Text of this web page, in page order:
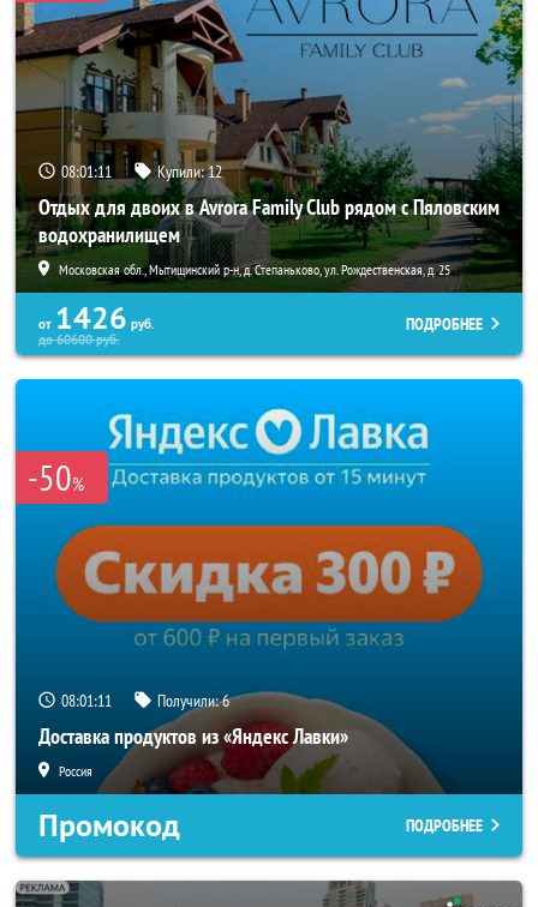
08:01:08 Купили:12
Отдых для двоих в Avrora Family Club рядом с Пяловским
водохранилищем
Московская обл., Мытищинский р-н, д. Степаньково, ул. Рождественская, д. 25
от 1426 руб.
до60600руб.
ПОДРОБНЕЕ
-50%
08:01:08 Получили:6
Доставка продуктов из «Яндекс Лавки»
Россия
Промокод ПОДРОБНЕЕ